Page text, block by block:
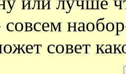
совсем
совет